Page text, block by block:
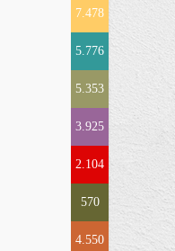
7.478
5.776
5.353
3.925
2.104
570
4.550